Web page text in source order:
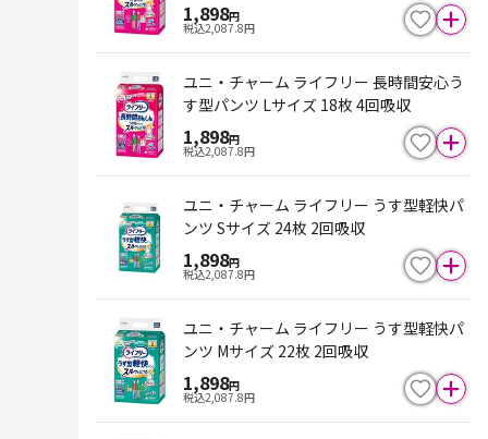
1,898円
税込2,087.8円
ユニ・チャーム ライフリー 長時間安心う
す型パンツ Lサイズ 18枚 4回吸収
1,898円
税込2,087.8円
ユニ・チャーム ライフリー うす型軽快パ
ンツ Sサイズ 24枚 2回吸収
1,898円
税込2,087.8円
ユニ・チャーム ライフリー うす型軽快パ
ンツ Mサイズ 22枚 2回吸収
1,898円
税込2,087.8円